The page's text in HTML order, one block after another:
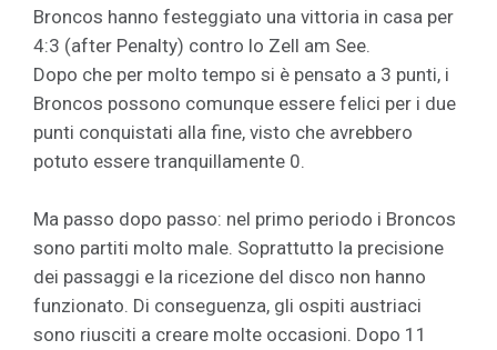
Broncos hanno festeggiato una vittoria in casa per
4:3 (after Penalty) contro lo Zell am See.
Dopo che per molto tempo si è pensato a 3 punti, i
Broncos possono comunque essere felici per i due
punti conquistati alla fine, visto che avrebbero
potuto essere tranquillamente 0.
Ma passo dopo passo: nel primo periodo i Broncos
sono partiti molto male. Soprattutto la precisione
dei passaggi e la ricezione del disco non hanno
funzionato. Di conseguenza, gli ospiti austriaci
sono riusciti a creare molte occasioni. Dopo 11